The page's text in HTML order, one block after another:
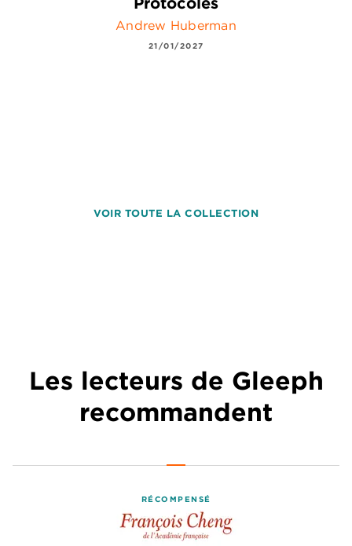
Andrew Huberman
21/01/2027
VOIR TOUTE LA COLLECTION
Les lecteurs de Gleeph
recommandent
RÉCOMPENSÉ